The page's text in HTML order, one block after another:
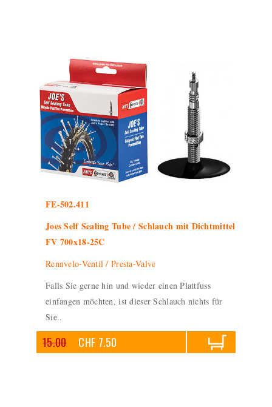
FE-502.411
Joes Self Sealing Tube / Schlauch mit Dichtmittel
FV 700x18-25C
Rennvelo-Ventil / Presta-Valve
Falls Sie gerne hin und wieder einen Plattfuss
einfangen möchten, ist dieser Schlauch nichts für
Sie..
15.00 CHF 7.50